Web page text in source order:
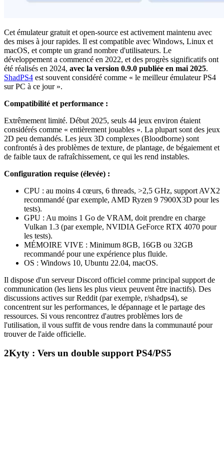
Cet émulateur gratuit et open-source est activement maintenu avec
des mises à jour rapides. Il est compatible avec Windows, Linux et
macOS, et compte un grand nombre d'utilisateurs. Le
développement a commencé en 2022, et des progrès significatifs ont
été réalisés en 2024, avec la version 0.9.0 publiée en mai 2025.
ShadPS4 est souvent considéré comme « le meilleur émulateur PS4
sur PC à ce jour ».
Compatibilité et performance :
Extrêmement limité. Début 2025, seuls 44 jeux environ étaient
considérés comme « entièrement jouables ». La plupart sont des jeux
2D peu demandés. Les jeux 3D complexes (Bloodborne) sont
confrontés à des problèmes de texture, de plantage, de bégaiement et
de faible taux de rafraîchissement, ce qui les rend instables.
Configuration requise (élevée) :
CPU : au moins 4 cœurs, 6 threads, >2,5 GHz, support AVX2
recommandé (par exemple, AMD Ryzen 9 7900X3D pour les
tests).
GPU : Au moins 1 Go de VRAM, doit prendre en charge
Vulkan 1.3 (par exemple, NVIDIA GeForce RTX 4070 pour
les tests).
MÉMOIRE VIVE : Minimum 8GB, 16GB ou 32GB
recommandé pour une expérience plus fluide.
OS : Windows 10, Ubuntu 22.04, macOS.
Il dispose d'un serveur Discord officiel comme principal support de
communication (les liens les plus vieux peuvent être inactifs). Des
discussions actives sur Reddit (par exemple, r/shadps4), se
concentrent sur les performances, le dépannage et le partage des
ressources. Si vous rencontrez d'autres problèmes lors de
l'utilisation, il vous suffit de vous rendre dans la communauté pour
trouver de l'aide officielle.
2Kyty : Vers un double support PS4/PS5